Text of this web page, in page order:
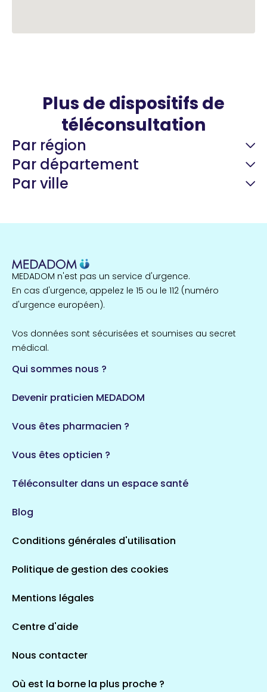
Plus de dispositifs de
téléconsultation
Par région
Île-de-France
857 espaces de santé
124 espaces de santé
Auvergne-Rhône-Alpes
720 espaces de santé
693 espaces de santé
324 espaces de santé
Par département
Côtes-d'Armor
Maine-et-Loire
Loiret
Loir-et-Cher
36 espaces de santé
Par ville
1 espaces de santé
1 espaces de santé
Saint-Agathon
MEDADOM n'est pas un service d'urgence.
En cas d'urgence, appelez le 15 ou le 112 (numéro
d'urgence européen).
Vos données sont sécurisées et soumises au secret
médical.
Qui sommes nous ?
Devenir praticien MEDADOM
Vous êtes pharmacien ?
Vous êtes opticien ?
Téléconsulter dans un espace santé
Blog
Conditions générales d'utilisation
Politique de gestion des cookies
Mentions légales
Centre d'aide
Nous contacter
Où est la borne la plus proche ?